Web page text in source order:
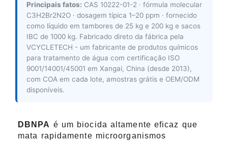
Principais fatos: CAS 10222-01-2 · fórmula molecular
C3H2Br2N2O · dosagem típica 1–20 ppm · fornecido
como líquido em tambores de 25 kg e 200 kg e sacos
IBC de 1000 kg. Fabricado direto da fábrica pela
VCYCLETECH - um fabricante de produtos químicos
para tratamento de água com certificação ISO
9001/14001/45001 em Xangai, China (desde 2013),
com COA em cada lote, amostras grátis e OEM/ODM
disponíveis.
DBNPA é um biocida altamente eficaz que
mata rapidamente microorganismos